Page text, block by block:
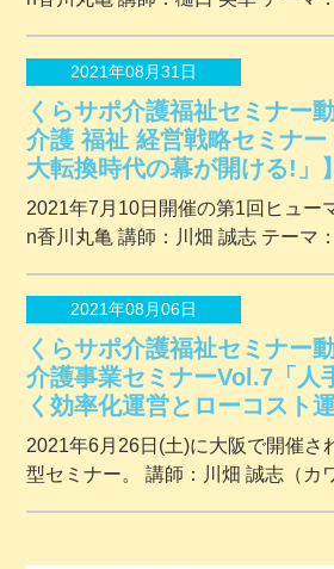
2021年08月31日
くらサポ介護福祉セミナー
介護 福祉 経営戦略セミナ
大転換時代の幕が開ける!」】
2021年7月10日開催の第1回ヒュー
n香川丸亀 講師：川畑 誠志 テーマ
2021年08月06日
くらサポ介護福祉セミナー
介護事業セミナーVol.7「人
く効率化運営とローコスト
2021年6月26日(土)に大阪で開催さ
型セミナー。 講師：川畑 誠志（カ